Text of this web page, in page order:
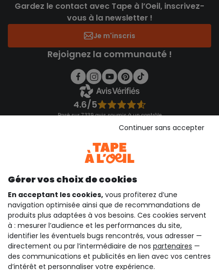
Gardez le contact avec Tape à l’Oeil, inscrivez-
vous à la newsletter !
Je m'inscris
Rejoignez la communauté !
4.6/5
Basé sur 7 339 avis soumis à un contrôle
Consulter les CGU
qui sommes-nous ?
besoin d'aide ?
le club fidélité
Gérer vos choix de cookies
En acceptant les cookies, vous profiterez d’une
navigation optimisée ainsi que de recommandations de
produits plus adaptées à vos besoins. Ces cookies servent
à : mesurer l’audience et les performances du site,
identifier les éventuels bugs rencontrés, vous adresser —
directement ou par l’intermédiaire de nos partenaires —
des communications et publicités en lien avec vos centres
d’intérêt et personnaliser votre expérience.
Continuer sans accepter